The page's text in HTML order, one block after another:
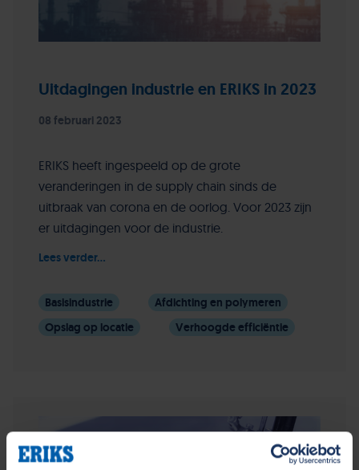
Uitdagingen industrie en ERIKS in 2023
08 februari 2023
ERIKS heeft ingespeeld op de grote
veranderingen in de supply chain sinds de
uitbraak van corona en de oorlog. Voor 2023 zijn
er uitdagingen voor de industrie.
Lees verder...
Basisindustrie
Afdichting en polymeren
Opslag op locatie
Verhoogde efficiëntie